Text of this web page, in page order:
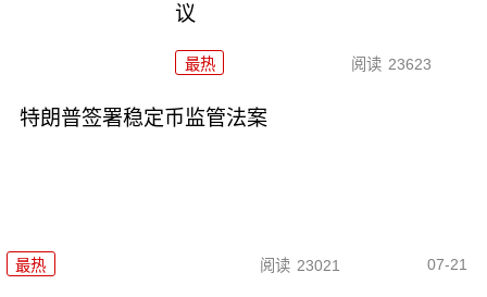
议
最热 阅读 23623
特朗普签署稳定币监管法案
最热 阅读 23021 07-21